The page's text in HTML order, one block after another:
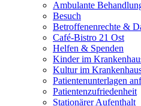
Ambulante
Besuch
Betroffenenrechte &
Café-Bistro 21 Ost
Helfen & Spenden
Kinder im
Kultur im
Patientenunterlagen
Patientenzufriedenheit
Stationärer Aufenthalt